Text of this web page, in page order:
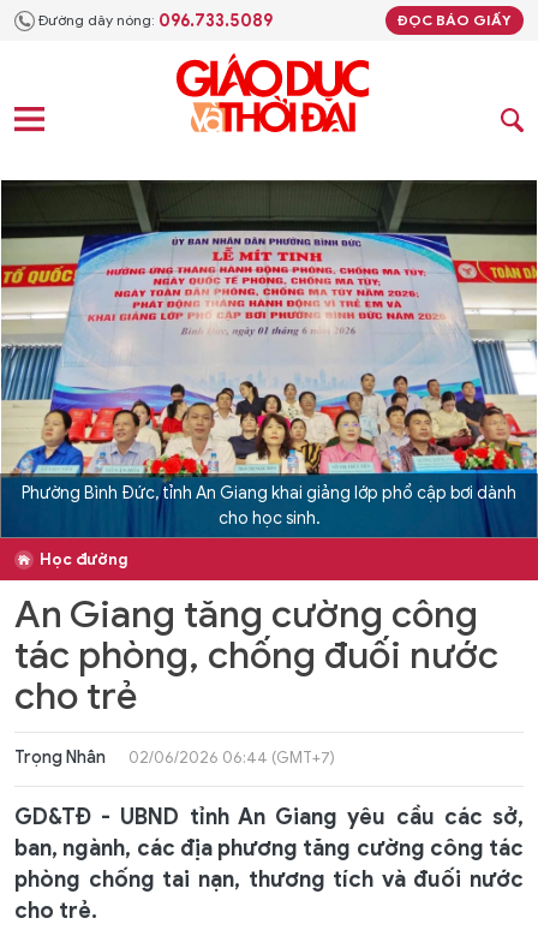
Đường dây nóng: 096.733.5089 ĐỌC BÁO GIẤY
Phường Bình Đức, tỉnh An Giang khai giảng lớp phổ cập bơi dành
cho học sinh.
Học đường
An Giang tăng cường công
tác phòng, chống đuối nước
cho trẻ
Trọng Nhân 02/06/2026 06:44 (GMT+7)
GD&TĐ - UBND tỉnh An Giang yêu cầu các sở,
ban, ngành, các địa phương tăng cường công tác
phòng chống tai nạn, thương tích và đuối nước
cho trẻ.